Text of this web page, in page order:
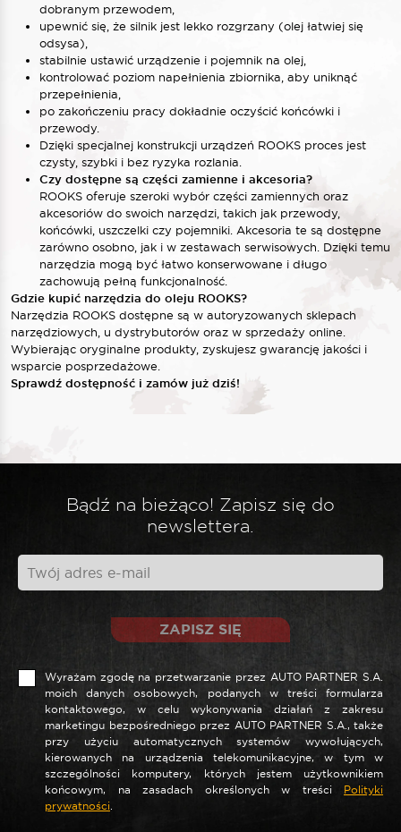
dobranym przewodem,
upewnić się, że silnik jest lekko rozgrzany (olej łatwiej się
odsysa),
stabilnie ustawić urządzenie i pojemnik na olej,
kontrolować poziom napełnienia zbiornika, aby uniknąć
przepełnienia,
po zakończeniu pracy dokładnie oczyścić końcówki i
przewody.
Dzięki specjalnej konstrukcji urządzeń ROOKS proces jest
czysty, szybki i bez ryzyka rozlania.
Czy dostępne są części zamienne i akcesoria?
ROOKS oferuje szeroki wybór części zamiennych oraz
akcesoriów do swoich narzędzi, takich jak przewody,
końcówki, uszczelki czy pojemniki. Akcesoria te są dostępne
zarówno osobno, jak i w zestawach serwisowych. Dzięki temu
narzędzia mogą być łatwo konserwowane i długo
zachowują pełną funkcjonalność.
Gdzie kupić narzędzia do oleju ROOKS?
Narzędzia ROOKS dostępne są w autoryzowanych sklepach
narzędziowych, u dystrybutorów oraz w sprzedaży online.
Wybierając oryginalne produkty, zyskujesz gwarancję jakości i
wsparcie posprzedażowe.
Sprawdź dostępność i zamów już dziś!
Bądź na bieżąco! Zapisz się do
newslettera.
ZAPISZ SIĘ
Wyrażam zgodę na przetwarzanie przez AUTO PARTNER S.A.
moich danych osobowych, podanych w treści formularza
kontaktowego, w celu wykonywania działań z zakresu
marketingu bezpośredniego przez AUTO PARTNER S.A., także
przy użyciu automatycznych systemów wywołujących,
kierowanych na urządzenia telekomunikacyjne, w tym w
szczególności komputery, których jestem użytkownikiem
końcowym, na zasadach określonych w treści Polityki
prywatności